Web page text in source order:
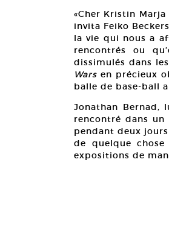
«Cher Kristin
invita Feiko
la vie qui nous a
rencontrés ou
dissimulés dans
Wars en précieux
balle de base-ball
Jonathan Bernad,
rencontré dans
pendant deux
de quelque
expositions de